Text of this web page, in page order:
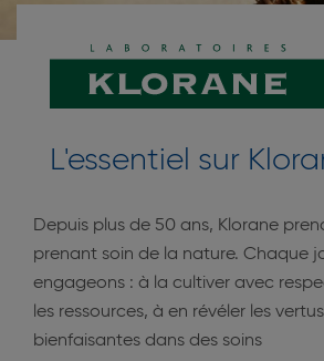
L'essentiel sur
Depuis plus de 50 ans, Klorane
prenant soin de la nature. Chaque
engageons : à la cultiver avec
les ressources, à en révéler les vertus
bienfaisantes dans des soins